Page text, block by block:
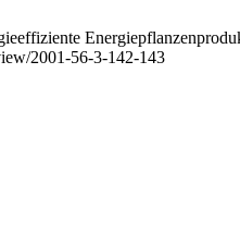
2001-56-3-142-143